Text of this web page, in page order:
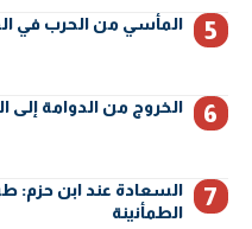
المأسي من الحرب في
الخروج من الدوامة إلى
السعادة عند ابن حزم:
الطمأنينة